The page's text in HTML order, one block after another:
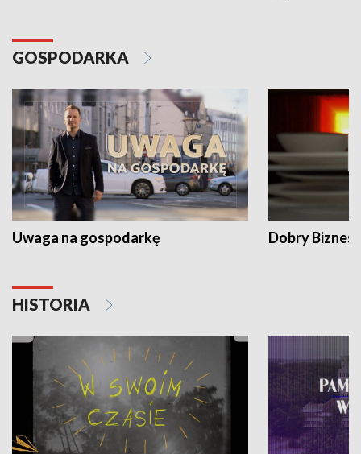
GOSPODARKA
Uwaga na gospodarkę Dobry Biznes
HISTORIA